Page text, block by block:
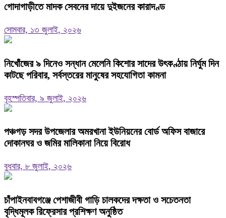
গোদাগাড়ীতে মাদক সেবনের দায়ে দুইজনের কারাদণ্ড
সোমবার, ১৩ জুলাই, ২০২৬
নিখোঁজের ৯ দিনেও সন্ধান মেলেনি কিশোর সাদের উৎকণ্ঠায় নির্ঘুম দিন
কাটছে পরিবার, সর্বস্তরের মানুষের সহযোগিতা কামনা
বৃহস্পতিবার, ৯ জুলাই, ২০২৬
পঞ্চগড় সদর উপজেলার অমরখানা ইউনিয়নের বোর্ড অফিস বাজারে
দোকানঘর ও জমির মালিকানা নিয়ে বিরোধ
বুধবার, ৮ জুলাই, ২০২৬
চাঁপাইনবাবগঞ্জে পেশাজীবী গাড়ি চালকদের দক্ষতা ও সচেতনতা
বৃদ্ধিমূলক রিফ্রেসার প্রশিক্ষণ অনুষ্ঠিত